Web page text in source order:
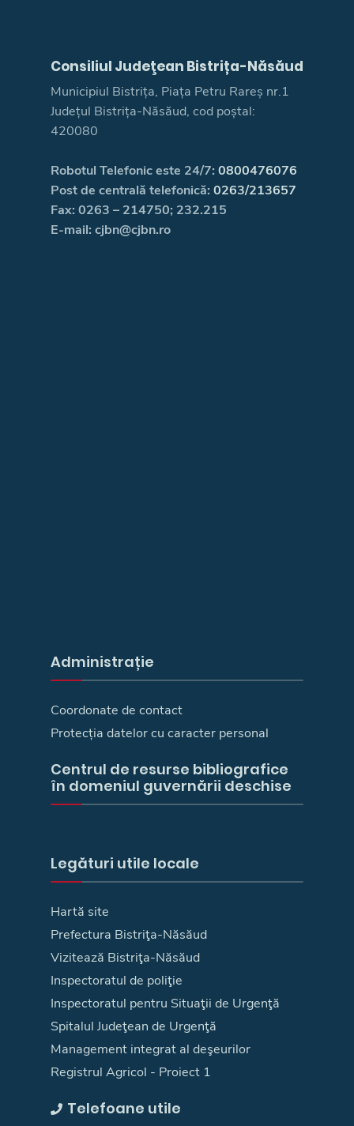
Consiliul Judeţean Bistrița-Năsăud
Municipiul Bistrița, Piața Petru Rareș nr.1
Județul Bistrița-Năsăud, cod poștal:
420080
Robotul Telefonic este 24/7: 0800476076
Post de centrală telefonică: 0263/213657
Fax: 0263 – 214750; 232.215
E-mail: cjbn@cjbn.ro
Administrație
Coordonate de contact
Protecția datelor cu caracter personal
Centrul de resurse bibliografice
în domeniul guvernării deschise
Legături utile locale
Hartă site
Prefectura Bistriţa-Năsăud
Vizitează Bistriţa-Năsăud
Inspectoratul de poliţie
Inspectoratul pentru Situaţii de Urgenţă
Spitalul Judeţean de Urgenţă
Management integrat al deşeurilor
Registrul Agricol - Proiect 1
Telefoane utile